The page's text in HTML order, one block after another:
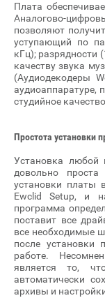
Плата
Аналогово-
позволяют
уступающий по
кГц); разрядности
качеству звука
(Аудиодекодеры
аудиоаппаратуре,
студийное
Простота установки
Установка любой
довольно
установки платы
Ewclid Setup, и
программа
поставит все
все необходимые
после установки
работе.
является то,
автоматически
архивы и